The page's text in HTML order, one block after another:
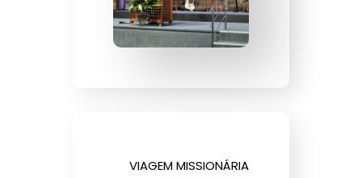
VIAGEM MISSIONÁRIA